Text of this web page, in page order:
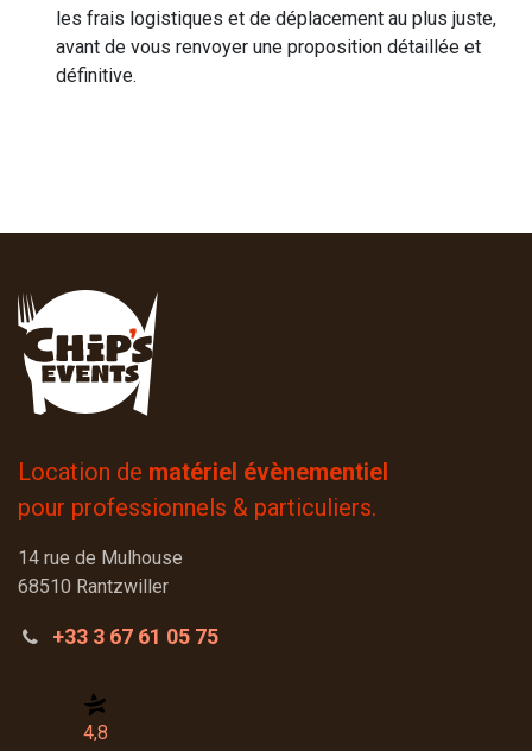
les frais logistiques et de déplacement au plus juste,
avant de vous renvoyer une proposition détaillée et
définitive.
Location de matériel évènementiel
pour professionnels & particuliers.
14 rue de Mulhouse
68510 Rantzwiller
+33 3 67 61 05 75
4,8